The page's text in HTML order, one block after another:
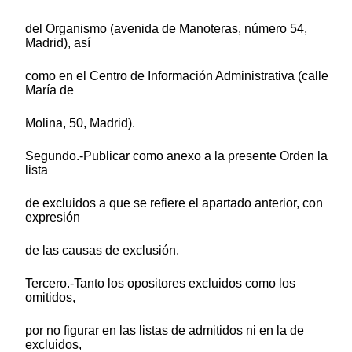
del Organismo (avenida de Manoteras, número 54,
Madrid), así
como en el Centro de Información Administrativa (calle
María de
Molina, 50, Madrid).
Segundo.-Publicar como anexo a la presente Orden la
lista
de excluidos a que se refiere el apartado anterior, con
expresión
de las causas de exclusión.
Tercero.-Tanto los opositores excluidos como los
omitidos,
por no figurar en las listas de admitidos ni en la de
excluidos,